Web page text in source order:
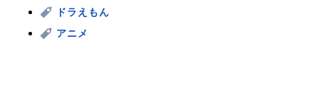
ドラえもん
アニメ